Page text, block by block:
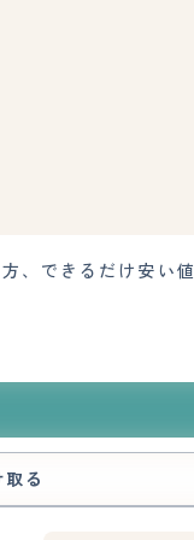
、できるだけ安い値
る